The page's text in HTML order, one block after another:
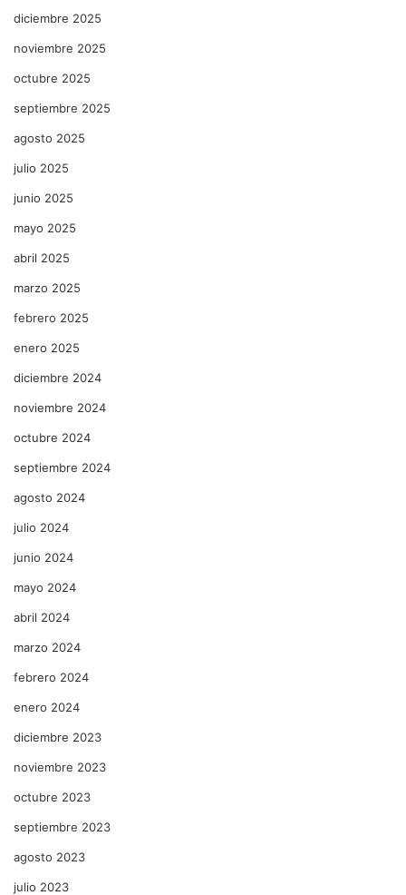
diciembre 2025
noviembre 2025
octubre 2025
septiembre 2025
agosto 2025
julio 2025
junio 2025
mayo 2025
abril 2025
marzo 2025
febrero 2025
enero 2025
diciembre 2024
noviembre 2024
octubre 2024
septiembre 2024
agosto 2024
julio 2024
junio 2024
mayo 2024
abril 2024
marzo 2024
febrero 2024
enero 2024
diciembre 2023
noviembre 2023
octubre 2023
septiembre 2023
agosto 2023
julio 2023